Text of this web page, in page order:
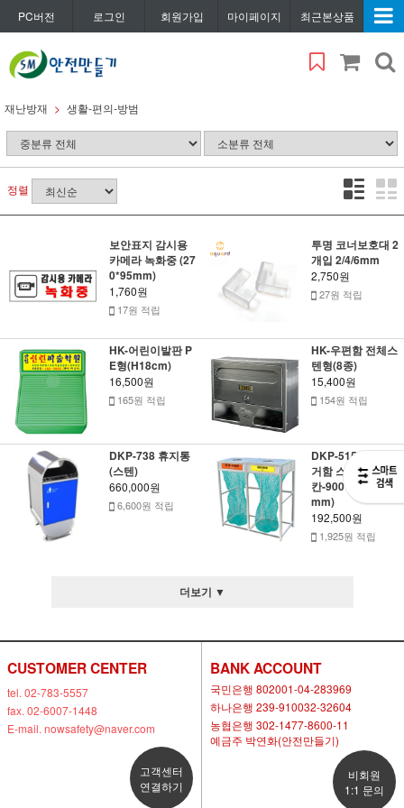
PC버전 로그인 회원가입 마이페이지 최근본상품
재난방재 생활-편의-방범
정렬
보안표지 감시용
카메라 녹화중 (27
0*95mm)
1,760원
17원 적립
투명 코너보호대 2
개입 2/4/6mm
2,750원
27원 적립
HK-어린이발판 P
E형(H18cm)
16,500원
165원 적립
HK-우편함 전체스
텐형(8종)
15,400원
154원 적립
DKP-738 휴지통
(스텐)
660,000원
6,600원 적립
DKP-515 분리수
거함 스텐덮개형(2
칸-900*450*h950
mm)
192,500원
1,925원 적립
더보기 ▼
CUSTOMER CENTER
tel. 02-783-5557
fax. 02-6007-1448
E-mail. nowsafety@naver.com
고객센터
연결하기
BANK ACCOUNT
국민은행 802001-04-283969
하나은행 239-910032-32604
농협은행 302-1477-8600-11
예금주 박연화(안전만들기)
비회원
1:1 문의